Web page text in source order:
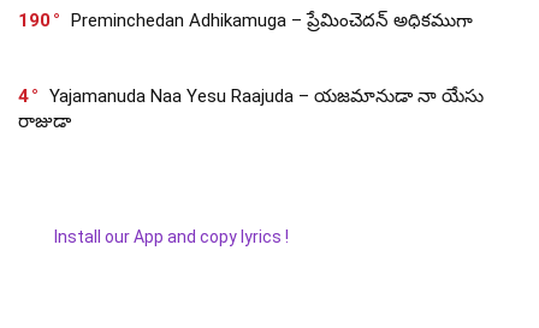
190 Preminchedan Adhikamuga – ప్రేమించెదన్ అధికముగా
4
Yajamanuda Naa Yesu Raajuda – యజమానుడా నా యేసు
రాజుడా
Install our App and copy lyrics !